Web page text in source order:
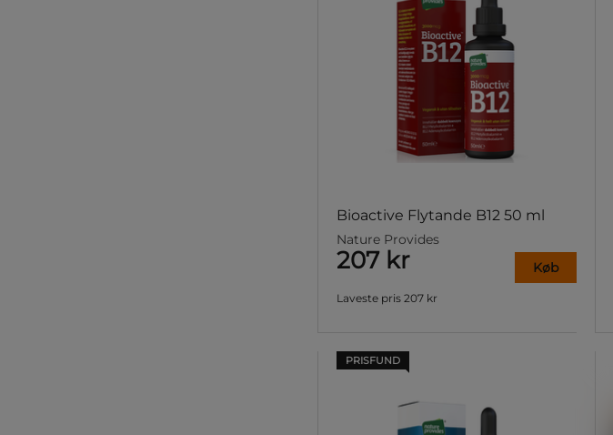
Bioactive Flytande B12 50 ml
Nature Provides
207 kr Køb
Laveste pris 207 kr
PRISFUND